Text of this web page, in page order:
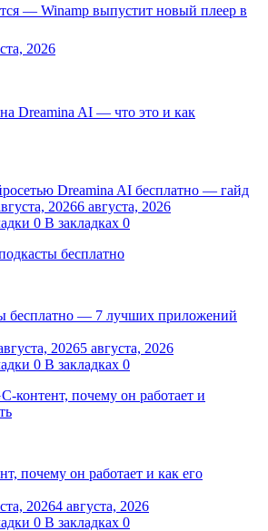
— Winamp выпустит новый плеер в
2026
Dreamina AI бесплатно — гайд
20266 августа, 2026
0 В закладках 0
бесплатно — 7 лучших приложений
20265 августа, 2026
0 В закладках 0
почему он работает и как его
20264 августа, 2026
0 В закладках 0